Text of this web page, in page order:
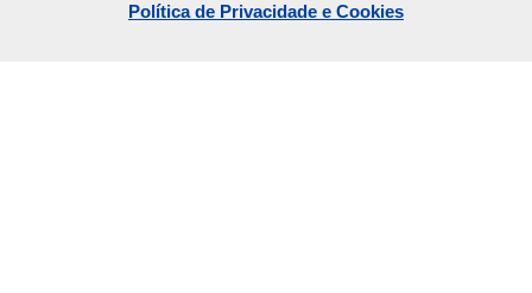
Política de Privacidade e Cookies